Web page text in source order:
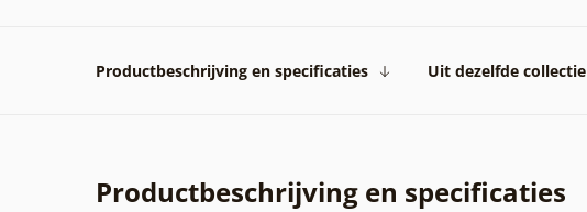
Productbeschrijving en specificaties Uit dezelfde collectie
Productbeschrijving en specificaties